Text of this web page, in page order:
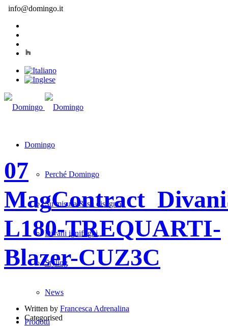
info@domingo.it
Domingo
Perché Domingo
Su misura & su disegno
Divani ignifughi
Styling
News
Prodotti
07
Mag
L180-TREQUARTI-
Blazer-CUZ3C
Written by Francesca Adrenalina
Categorised